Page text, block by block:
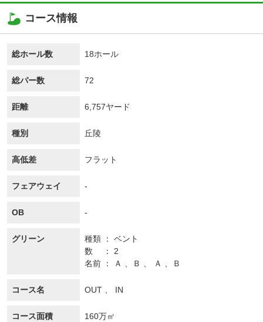
コース情報
総ホール数 18ホール
総パー数 72
距離 6,757ヤード
種別 丘陵
高低差 フラット
フェアウェイ -
OB -
グリーン 種類
ベント
数
2
名前
Ａ 、Ｂ 、 Ａ 、Ｂ
コース名 OUT 、 IN
コース面積 160万㎡